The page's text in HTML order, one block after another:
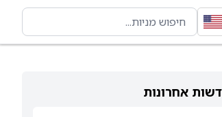
אחרונות